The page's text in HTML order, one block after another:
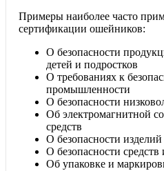
Примеры наиболее часто
сертификации ошейников:
О безопасности
детей и подростков
О требованиях к
промышленности
О безопасности
Об электромагнитной
средств
О безопасности
О безопасности
Об упаковке и